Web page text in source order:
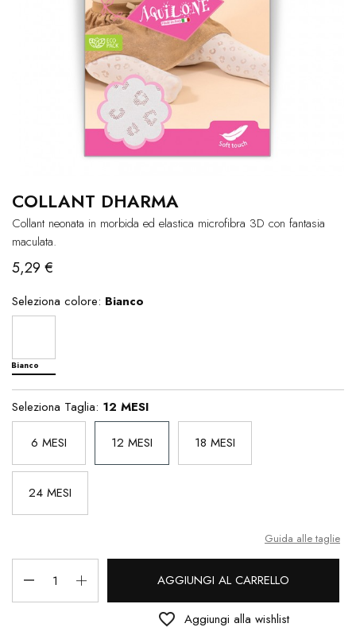
COLLANT DHARMA
Collant neonata in morbida ed elastica microfibra 3D con fantasia
maculata.
5,29 €
Seleziona colore: Bianco
Bianco
Seleziona Taglia: 12 MESI
6 MESI 12 MESI 18 MESI
24 MESI
Guida alle taglie
AGGIUNGI AL CARRELLO
favorite_border Aggiungi alla wishlist